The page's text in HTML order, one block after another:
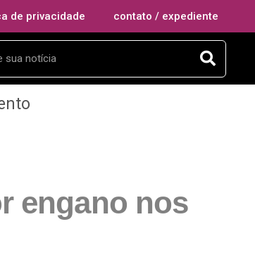
de privacidade contato / expediente
engano nos